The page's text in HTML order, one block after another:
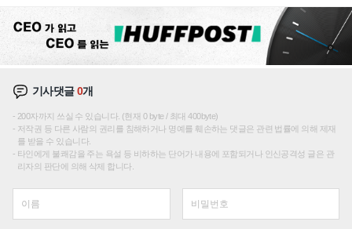
기사댓글0개
200자까지 쓰실 수 있습니다. (현재 0 byte / 최대 400byte)
저작권 등 다른 사람의 권리를 침해하거나 명예를 훼손하는 댓글은 관련 법률에 의해 제재
를 받을 수 있습니다.
타인에게 불쾌감을 주는 욕설 등 비하하는 단어가 내용에 포함되거나 인신공격성 글은 관
리자의 판단에 의해 삭제 합니다.